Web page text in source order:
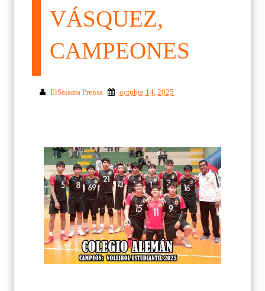
VÁSQUEZ,
CAMPEONES
ElSajama Prensa octubre 14, 2025